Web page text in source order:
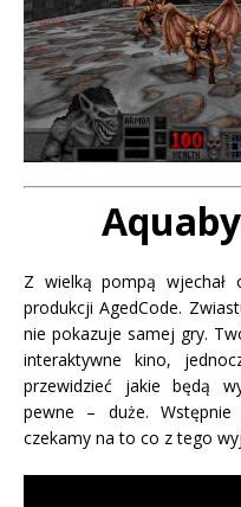
Z wielką pompą wjechał
produkcji AgedCode.
nie pokazuje samej gry.
interaktywne kino,
przewidzieć jakie będą
pewne – duże.
czekamy na to co z tego